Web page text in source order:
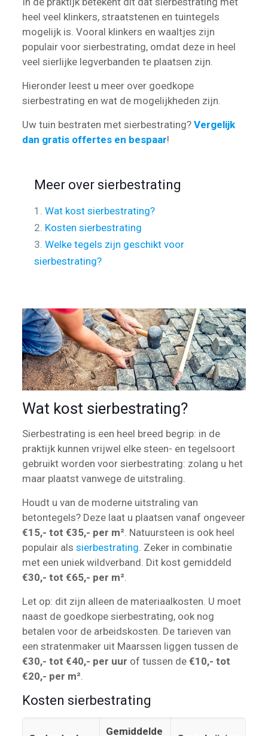
heel veel klinkers, straatstenen en tuintegels
mogelijk is. Vooral klinkers en waaltjes zijn
populair voor sierbestrating, omdat deze in heel
veel sierlijke legverbanden te plaatsen zijn.
Hieronder leest u meer over goedkope
sierbestrating en wat de mogelijkheden zijn.
Uw tuin bestraten met sierbestrating? Vergelijk
dan gratis offertes en bespaar!
Meer over sierbestrating
1. Wat kost sierbestrating?
2. Kosten sierbestrating
3. Welke tegels zijn geschikt voor
sierbestrating?
Wat kost sierbestrating?
Sierbestrating is een heel breed begrip: in de
praktijk kunnen vrijwel elke steen- en tegelsoort
gebruikt worden voor sierbestrating: zolang u het
maar plaatst vanwege de uitstraling.
Houdt u van de moderne uitstraling van
betontegels? Deze laat u plaatsen vanaf ongeveer
€15,- tot €35,- per m². Natuursteen is ook heel
populair als sierbestrating. Zeker in combinatie
met een uniek wildverband. Dit kost gemiddeld
€30,- tot €65,- per m².
Let op: dit zijn alleen de materiaalkosten. U moet
naast de goedkope sierbestrating, ook nog
betalen voor de arbeidskosten. De tarieven van
een stratenmaker uit Maarssen liggen tussen de
€30,- tot €40,- per uur of tussen de €10,- tot
€20,- per m².
Kosten sierbestrating
Gemiddelde